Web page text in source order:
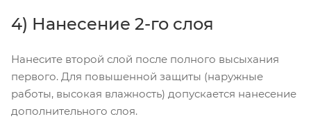
4) Нанесение 2-го слоя
Нанесите второй слой после полного высыхания
первого. Для повышенной защиты (наружные
работы, высокая влажность) допускается нанесение
дополнительного слоя.